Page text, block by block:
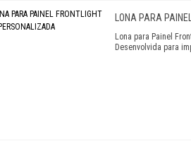
LONA PARA
Lona para Painel
Desenvolvida para